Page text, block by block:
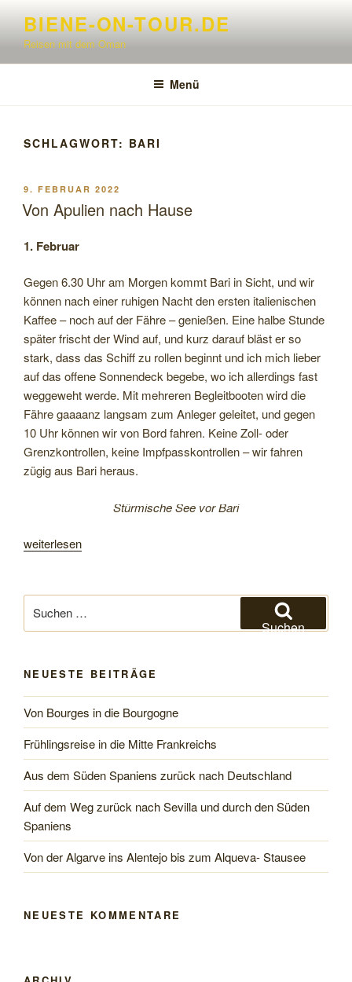
springen
BIENE-ON-TOUR.DE
Reisen mit dem Oman
Menü
SCHLAGWORT: BARI
VERÖFFENTLICHT
AM
9. FEBRUAR 2022
Von Apulien nach Hause
1. Februar
Gegen 6.30 Uhr am Morgen kommt Bari in Sicht, und wir
können nach einer ruhigen Nacht den ersten italienischen
Kaffee – noch auf der Fähre – genießen. Eine halbe Stunde
später frischt der Wind auf, und kurz darauf bläst er so
stark, dass das Schiff zu rollen beginnt und ich mich lieber
auf das offene Sonnendeck begebe, wo ich allerdings fast
weggeweht werde. Mit mehreren Begleitbooten wird die
Fähre gaaaanz langsam zum Anleger geleitet, und gegen
10 Uhr können wir von Bord fahren. Keine Zoll- oder
Grenzkontrollen, keine Impfpasskontrollen – wir fahren
zügig aus Bari heraus.
Stürmische See vor Bari
„Von
Hause“
weiterlesen
nach:
Suchen
NEUESTE BEITRÄGE
Von Bourges in die Bourgogne
Frühlingsreise in die Mitte Frankreichs
Aus dem Süden Spaniens zurück nach Deutschland
Auf dem Weg zurück nach Sevilla und durch den Süden
Spaniens
Von der Algarve ins Alentejo bis zum Alqueva- Stausee
NEUESTE KOMMENTARE